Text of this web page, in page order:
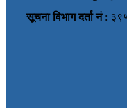
सूचना विभाग दर्ता नं: